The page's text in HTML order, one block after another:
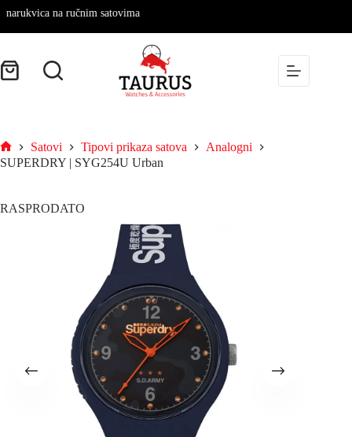
na ručnim satovima
Satovi Tipovi prikaza satova
Analogni
SUPERDRY | SYG254U Urban
RASPRODATO